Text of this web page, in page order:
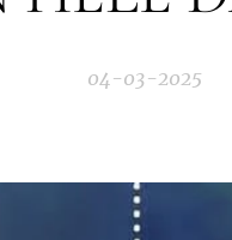
04-03-2025